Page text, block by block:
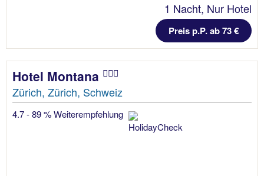
1 Nacht, Nur Hotel
Preis p.P. ab 73 €
Hotel Montana
Zürich, Zürich, Schweiz
4.7 - 89 % Weiterempfehlung